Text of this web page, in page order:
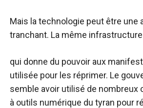
Mais la technologie peut être une
tranchant. La même
qui donne du pouvoir aux
utilisée pour les réprimer. Le
semble avoir utilisé de nombreux
à outils numérique du tyran pour